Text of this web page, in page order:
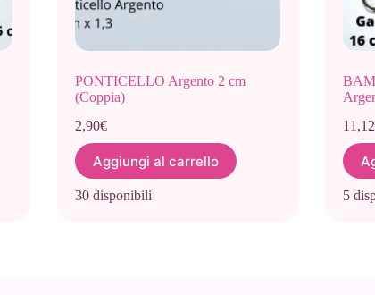
PONTICELLO Argento 2 cm
(Coppia)
2,90€
Aggiungi al carrello
30 disponibili
11,12
5